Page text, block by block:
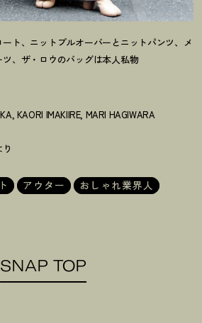
ト、ニットプルオーバーとニットパンツ、メ
、ザ・ロウのバッグは本人私物
KAORI IMAKIIRE, MARI HAGIWARA
アウター
おしゃれ業界人
SNAP TOP